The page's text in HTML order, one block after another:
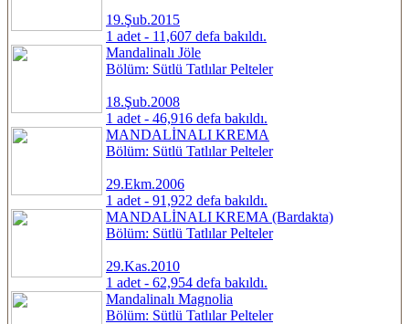
19.Şub.2015
1 adet - 11,607 defa bakıldı.
Mandalinalı Jöle
Bölüm: Sütlü Tatlılar Pelteler
18.Şub.2008
1 adet - 46,916 defa bakıldı.
MANDALİNALI KREMA
Bölüm: Sütlü Tatlılar Pelteler
29.Ekm.2006
1 adet - 91,922 defa bakıldı.
MANDALİNALI KREMA (Bardakta)
Bölüm: Sütlü Tatlılar Pelteler
29.Kas.2010
1 adet - 62,954 defa bakıldı.
Mandalinalı Magnolia
Bölüm: Sütlü Tatlılar Pelteler